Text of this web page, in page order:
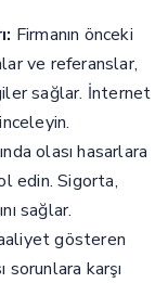
Firmanın önceki
ve referanslar,
sağlar. İnternet
olası hasarlara
edin. Sigorta,
sağlar.
gösteren
karşı